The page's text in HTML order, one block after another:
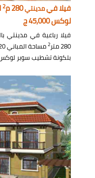
فيلا فيمدينتي280 م 2
لوكس 45,000 ج
فيلا رباعية في مدينتي
280 متر
2مساحة المباني 220 متر
بلكونة تشطيب سوبر لوكس